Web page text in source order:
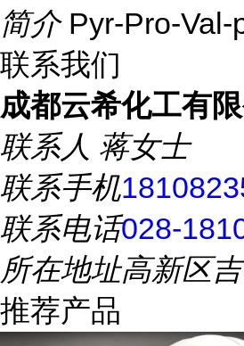
简介 Pyr-Pro-Val-
联系我们
成都云希化工有
联系人 蒋女士
联系手机
联系电话028-
所在地址高新区
推荐产品